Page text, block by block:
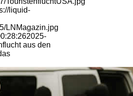
liquid-
LNMagazin.jpg
2025-
aus den